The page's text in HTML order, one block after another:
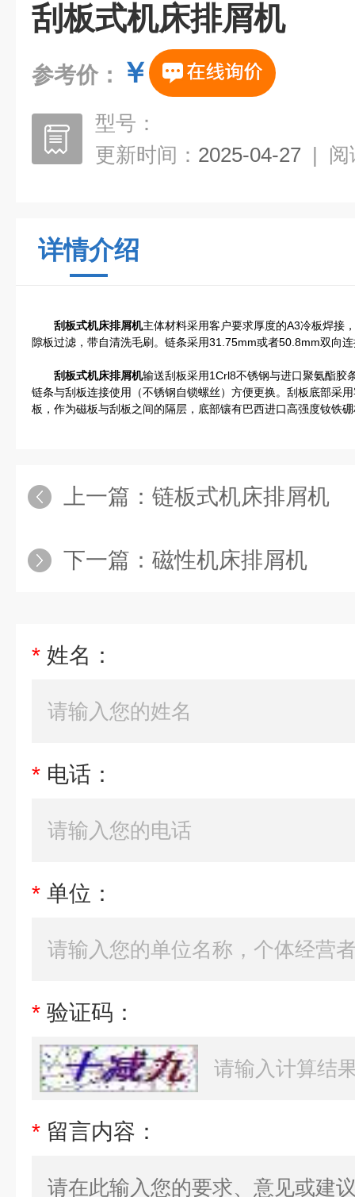
刮板式机床排屑机
参考价： ￥
型号：
更新时间： 2025-04-27 | 阅
详情介绍
刮板式机床排屑机主体材料采用客户要求厚度的A3冷板焊接
隙板过滤，带自清洗毛刷。链条采用31.75mm或者50.8mm双向
刮板式机床排屑机输送刮板采用1Crl8不锈钢与进口聚氨酯胶
链条与刮板连接使用（不锈钢自锁螺丝）方便更换。刮板底部采
板，作为磁板与刮板之间的隔层，底部镶有巴西进口高强度钕铁
上一篇： 链板式机床排屑机
下一篇： 磁性机床排屑机
* 姓名：
* 电话：
* 单位：
* 验证码：
* 留言内容：